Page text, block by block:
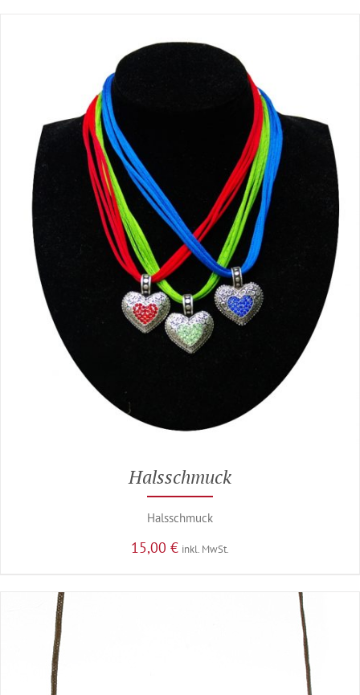
Halsschmuck
Halsschmuck
15,00 € inkl. MwSt.